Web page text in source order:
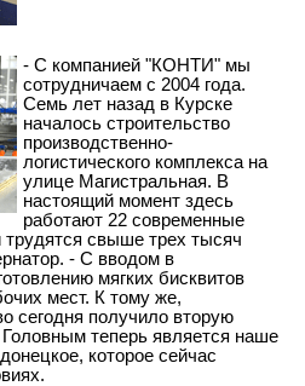
- С компанией "КОНТИ" мы
сотрудничаем с 2004 года.
Семь лет назад в Курске
началось строительство
производственно-
логистического комплекса на
улице Магистральная. В
настоящий момент здесь
работают 22 современные
свыше трех тысяч
- С вводом в
мягких бисквитов
мест. К тому же,
сегодня получило вторую
теперь является наше
которое сейчас